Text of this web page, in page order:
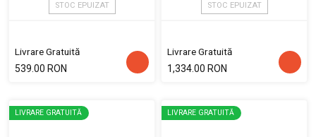
STOC EPUIZAT
Livrare Gratuită
539.00 RON
STOC EPUIZAT
Livrare Gratuită
1,334.00 RON
LIVRARE GRATUITĂ LIVRARE GRATUITĂ